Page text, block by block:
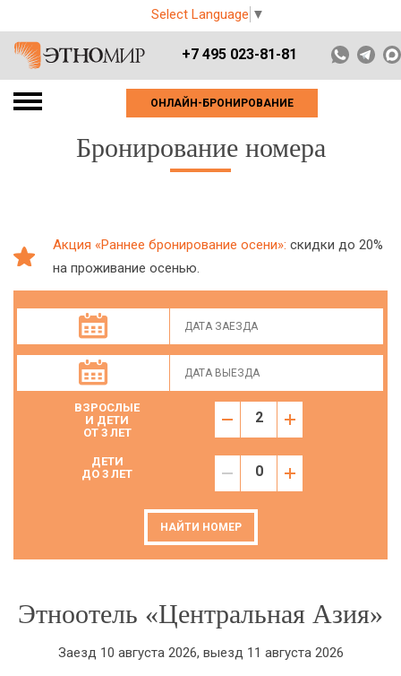
Select Language ▼
+7 495 023-81-81
ОНЛАЙН-БРОНИРОВАНИЕ
Бронирование номера
Акция «Раннее бронирование осени»: скидки до 20%
на проживание осенью.
ВЗРОСЛЫЕ
И ДЕТИ
ОТ 3 ЛЕТ
ДЕТИ
ДО 3 ЛЕТ
НАЙТИ НОМЕР
Этноотель «Центральная Азия»
Заезд 10 августа 2026, выезд 11 августа 2026